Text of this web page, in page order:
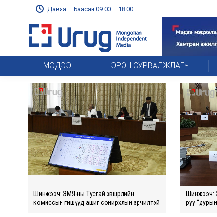
Даваа – Баасан 09:00 – 18:00
МЭДЭЭ ЭРЭН СУРВАЛЖЛАГЧ
Шинжээч: ЭМЯ-ны Тусгай зөвшөөрлийн
комиссын гишүүд ашиг сонирхлын зөрчилтэй
Шинжээч:
руу